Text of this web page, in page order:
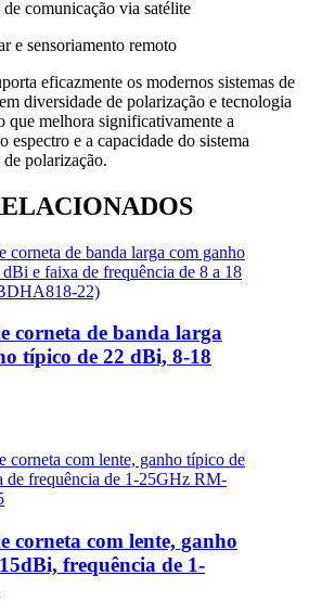
de comunicação via satélite
e sensoriamento remoto
eficazmente os modernos sistemas de
diversidade de polarização e tecnologia
melhora significativamente a
espectro e a capacidade do sistema
polarização.
corneta de banda larga
típico de 22 dBi, 8-18
corneta com lente, ganho
frequência de 1-